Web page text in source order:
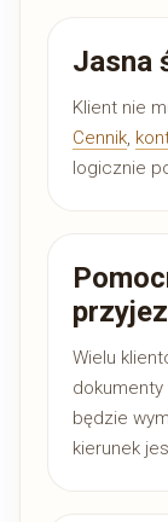
Jasna
Klient nie
Cennik,
logicznie
Wielu
dokumenty
będzie
kierunek